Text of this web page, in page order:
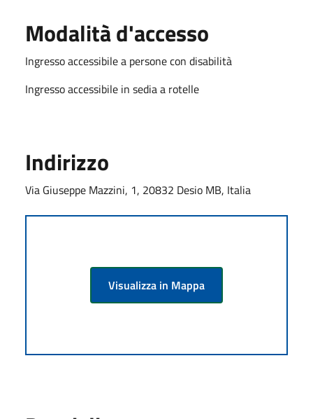
Modalità d'accesso
Ingresso accessibile a persone con disabilità
Ingresso accessibile in sedia a rotelle
Indirizzo
Via Giuseppe Mazzini, 1, 20832 Desio MB, Italia
Visualizza in Mappa